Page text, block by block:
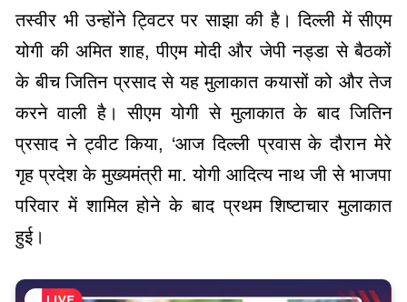
तस्वीर भी उन्होंने ट्विटर पर साझा की है। दिल्ली में सीएम
योगी की अमित शाह, पीएम मोदी और जेपी नड्डा से बैठकों
के बीच जितिन प्रसाद से यह मुलाकात कयासों को और तेज
करने वाली है। सीएम योगी से मुलाकात के बाद जितिन
प्रसाद ने ट्वीट किया, ‘आज दिल्ली प्रवास के दौरान मेरे
गृह प्रदेश के मुख्यमंत्री मा. योगी आदित्य नाथ जी से भाजपा
परिवार में शामिल होने के बाद प्रथम शिष्टाचार मुलाकात
हुई।